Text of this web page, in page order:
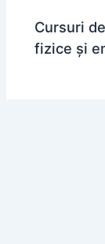
Cursuri
fizice și